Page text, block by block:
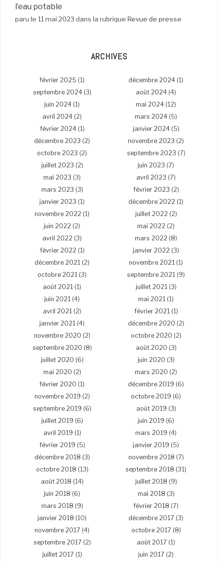
l’eau potable
paru le 11 mai 2023 dans la rubrique Revue de presse
ARCHIVES
février 2025 (1) décembre 2024 (1)
septembre 2024(3) août 2024 (4)
juin 2024 (1) mai 2024 (12)
avril 2024 (2) mars 2024 (5)
février 2024(1) janvier 2024(5)
décembre 2023 (2) novembre 2023 (2)
octobre 2023 (2) septembre 2023 (7)
juillet 2023 (2) juin 2023 (7)
mai 2023 (3) avril 2023 (7)
mars 2023 (3) février 2023 (2)
janvier 2023 (1) décembre 2022 (1)
novembre 2022 (1) juillet 2022 (2)
juin 2022 (2) mai 2022 (2)
avril 2022 (3) mars 2022 (8)
février 2022 (1) janvier 2022 (3)
décembre 2021 (2) novembre 2021 (1)
octobre 2021 (3) septembre 2021 (9)
août 2021 (1) juillet 2021 (3)
juin 2021 (4) mai 2021 (1)
avril 2021 (2) février 2021 (1)
janvier 2021 (4) décembre 2020 (2)
novembre 2020 (2) octobre 2020 (2)
septembre 2020 (8) août 2020 (3)
juillet 2020 (6) juin 2020 (3)
mai 2020 (2) mars 2020 (2)
février 2020 (1) décembre 2019 (6)
novembre 2019 (2) octobre 2019 (6)
septembre 2019 (6) août 2019 (3)
juillet 2019 (6) juin 2019 (6)
avril 2019 (1) mars 2019 (4)
février 2019 (5) janvier 2019 (5)
décembre 2018 (3) novembre 2018 (7)
octobre 2018 (13) septembre 2018 (31)
août 2018 (14) juillet 2018 (9)
juin 2018 (6) mai 2018 (3)
mars 2018 (9) février 2018 (7)
janvier 2018 (10) décembre 2017 (3)
novembre 2017 (4) octobre 2017 (8)
septembre 2017 (2) août 2017 (1)
juillet 2017 (1) juin 2017 (2)